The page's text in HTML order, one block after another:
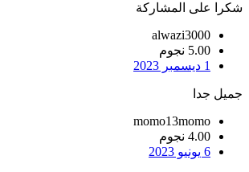
شكرا على المشاركة
alwazi3000
5.00 نجوم
1 ديسمبر 2023
جميل جدا
momo13momo
4.00 نجوم
6 يونيو 2023